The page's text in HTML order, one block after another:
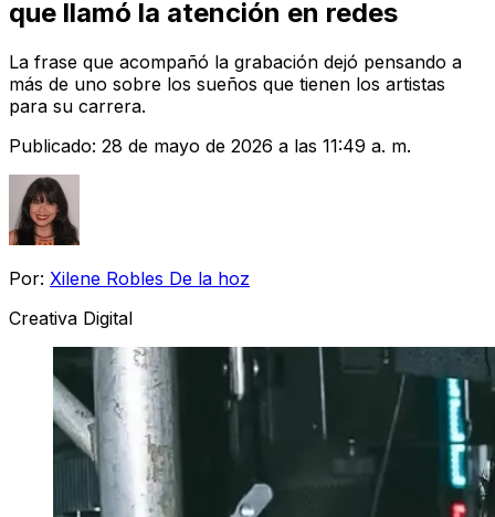
que llamó la atención en redes
La frase que acompañó la grabación dejó pensando a
más de uno sobre los sueños que tienen los artistas
para su carrera.
Publicado: 28 de mayo de 2026 a las 11:49 a. m.
Por: Xilene Robles De la hoz
Creativa Digital